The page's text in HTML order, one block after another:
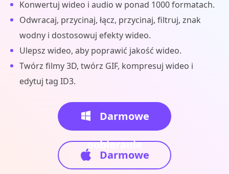
Konwertuj wideo i audio w ponad 1000 formatach.
Odwracaj, przycinaj, łącz, przycinaj, filtruj, znak
wodny i dostosowuj efekty wideo.
Ulepsz wideo, aby poprawić jakość wideo.
Twórz filmy 3D, twórz GIF, kompresuj wideo i
edytuj tag ID3.
Darmowe
pobieranie
Darmowe